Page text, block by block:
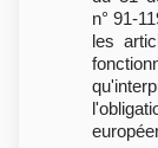
n° 91-
les